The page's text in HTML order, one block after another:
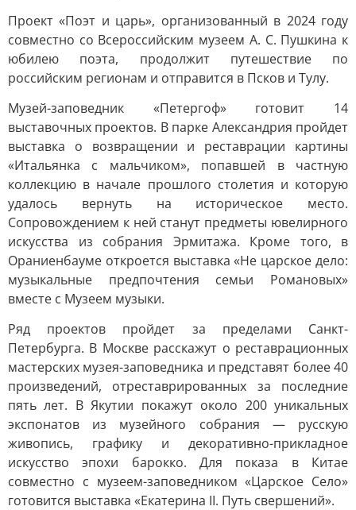
Проект «Поэт и царь», организованный в 2024 году
совместно со Всероссийским музеем А. С. Пушкина к
юбилею поэта, продолжит путешествие по
российским регионам и отправится в Псков и Тулу.
Музей-заповедник «Петергоф» готовит 14
выставочных проектов. В парке Александрия пройдет
выставка о возвращении и реставрации картины
«Итальянка с мальчиком», попавшей в частную
коллекцию в начале прошлого столетия и которую
удалось вернуть на историческое место.
Сопровождением к ней станут предметы ювелирного
искусства из собрания Эрмитажа. Кроме того, в
Ораниенбауме откроется выставка «Не царское дело:
музыкальные предпочтения семьи Романовых»
вместе с Музеем музыки.
Ряд проектов пройдет за пределами Санкт-
Петербурга. В Москве расскажут о реставрационных
мастерских музея-заповедника и представят более 40
произведений, отреставрированных за последние
пять лет. В Якутии покажут около 200 уникальных
экспонатов из музейного собрания — русскую
живопись, графику и декоративно-прикладное
искусство эпохи барокко. Для показа в Китае
совместно с музеем-заповедником «Царское Село»
готовится выставка «Екатерина II. Путь свершений».